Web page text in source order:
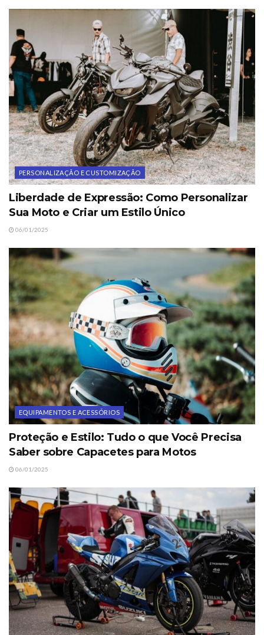
PERSONALIZAÇÃO E CUSTOMIZAÇÃO
Liberdade de Expressão: Como Personalizar
Sua Moto e Criar um Estilo Único
06/01/2025
EQUIPAMENTOS E ACESSÓRIOS
Proteção e Estilo: Tudo o que Você Precisa
Saber sobre Capacetes para Motos
06/01/2025